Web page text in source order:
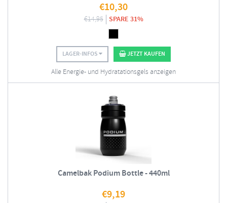
€10,30
€14,95 SPARE 31%
LAGER-INFOS JETZT KAUFEN
Alle Energie- und Hydratationsgels anzeigen
Camelbak Podium Bottle - 440ml
€9,19